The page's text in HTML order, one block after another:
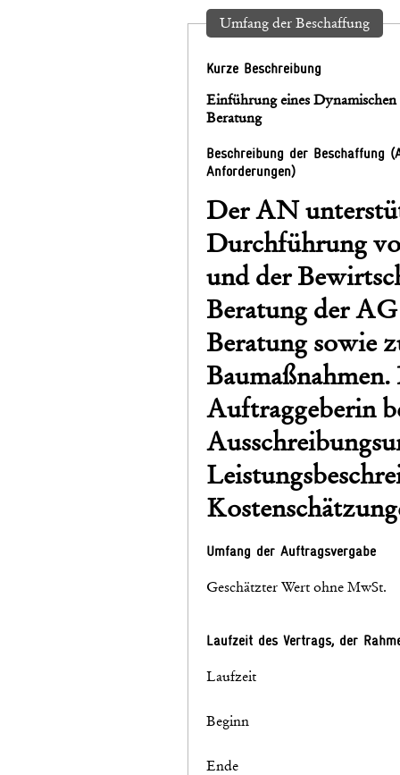
Umfang der Beschaffung
Kurze Beschreibung
Einführung eines
Beratung
Beschreibung der Beschaffung
Anforderungen)
Der AN
Durchführung
und der
Beratung der
Beratung sowie
Auftraggeberin
Umfang der Auftragsvergabe
Geschätzter Wert ohne MwSt.
Laufzeit des Vertrags, der
Laufzeit
Beginn
Ende